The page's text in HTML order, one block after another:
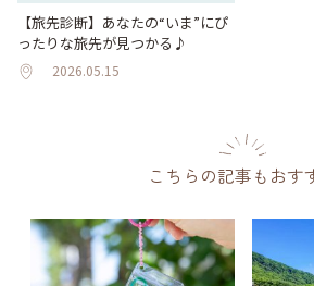
【旅先診断】あなたの“いま”にぴ
ったりな旅先が見つかる♪
2026.05.15
こちらの記事もおす